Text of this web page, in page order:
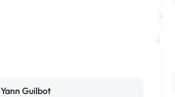
Yann Guilbot